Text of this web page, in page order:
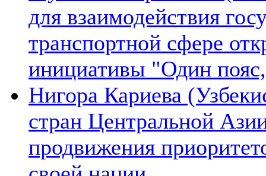
для взаимодействия
транспортной сфере
инициативы "Один
Нигора Кариева
стран Центральной
продвижения